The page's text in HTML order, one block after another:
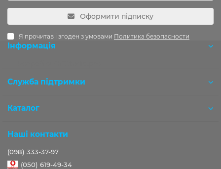
Оформити підписку
Я прочитав і згоден з умовами Политика безопасности
Інформація
Служба підтримки
Каталог
Наші контакти
(098) 333-37-97
(050) 619-49-34